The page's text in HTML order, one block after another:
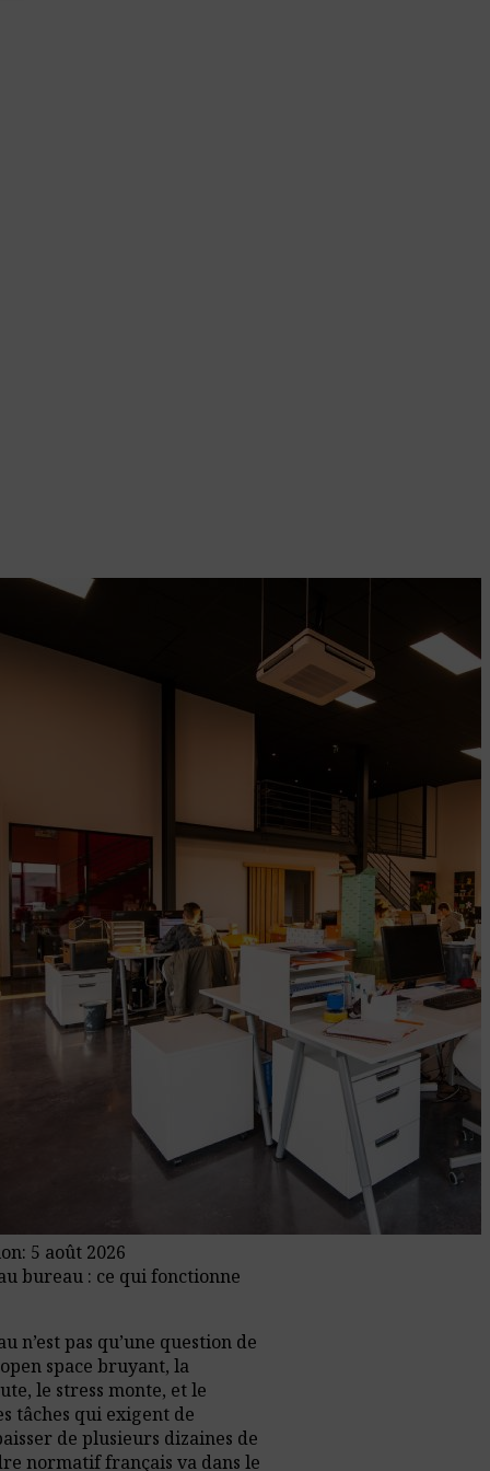
5 août 2026
bureau : ce qui fonctionne
n’est pas qu’une question de
space bruyant, la
le stress monte, et le
tâches qui exigent de
de plusieurs dizaines de
normatif français va dans le